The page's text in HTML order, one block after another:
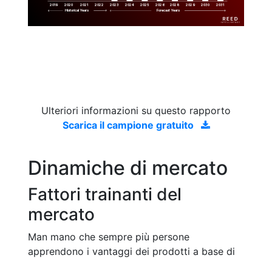
2019 2020 2021 2022 2023 2024 2025 2026 2028 2029 2030 2031
Historical Years Forecast Years
Ulteriori informazioni su questo rapporto
Scarica il campione gratuito
Dinamiche di mercato
Fattori trainanti del
mercato
Man mano che sempre più persone
apprendono i vantaggi dei prodotti a base di